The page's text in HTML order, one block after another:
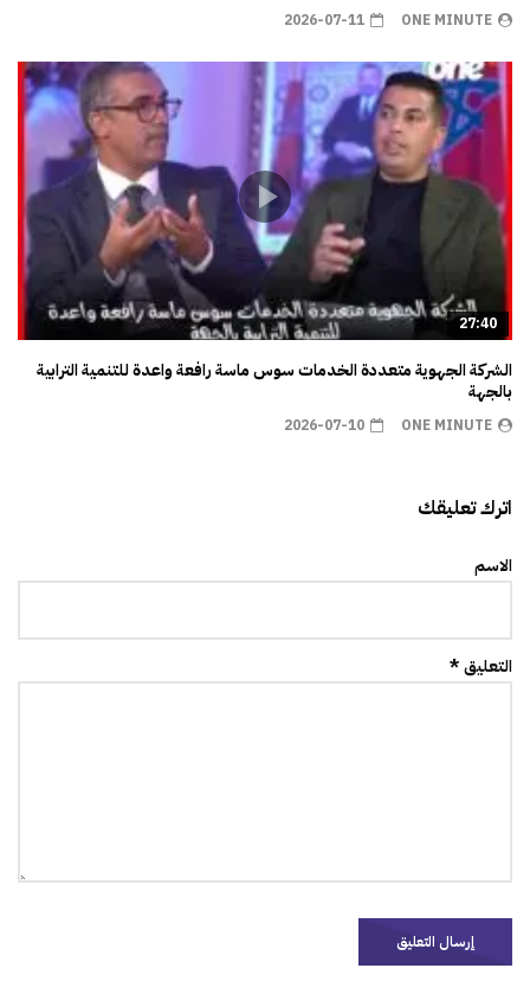
ONE MINUTE
2026-07-11
27:40
الشركة الجهوية متعددة الخدمات سوس ماسة رافعة واعدة للتنمية الترابية
بالجهة
ONE MINUTE
2026-07-10
اترك تعليقك
الاسم
التعليق *